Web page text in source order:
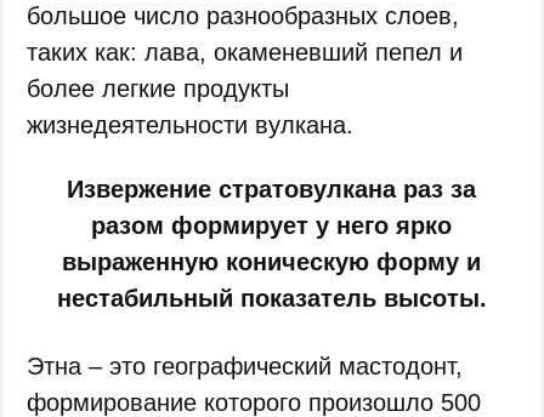
большое число разнообразных слоев,
таких как: лава, окаменевший пепел и
более легкие продукты
жизнедеятельности вулкана.
Извержение стратовулкана раз за
разом формирует у него ярко
выраженную коническую форму и
нестабильный показатель высоты.
Этна – это географический мастодонт,
формирование которого произошло 500